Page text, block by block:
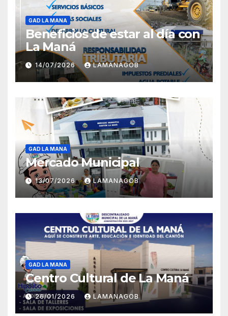
GAD LA MANA
Beneficios de estar al día con
La Maná
14/07/2026 LAMANAGOB
GAD LA MANA
Mercado Municipal
13/07/2026 LAMANAGOB
GAD LA MANA
Centro Cultural de La Maná
26/01/2026 LAMANAGOB